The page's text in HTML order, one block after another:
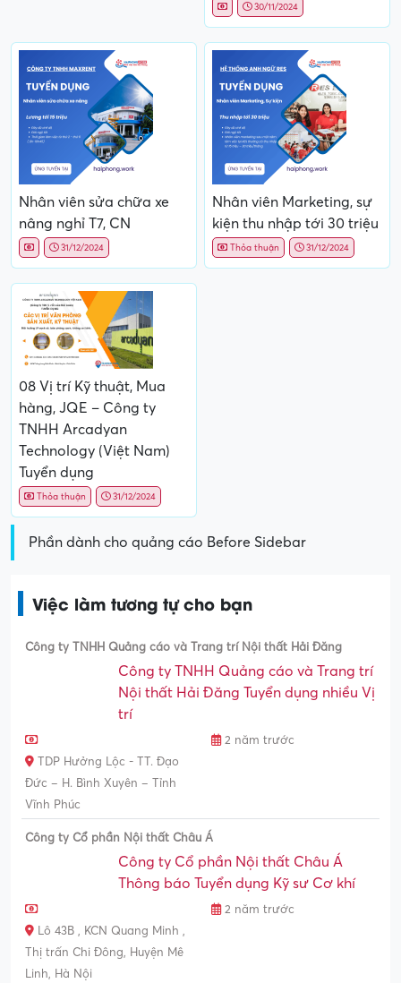
30/11/2024
Nhân viên sửa chữa xe
nâng nghỉ T7, CN
31/12/2024
Nhân viên Marketing, sự
kiện thu nhập tới 30 triệu
Thỏa thuận 31/12/2024
08 Vị trí Kỹ thuật, Mua
hàng, JQE – Công ty
TNHH Arcadyan
Technology (Việt Nam)
Tuyển dụng
Thỏa thuận 31/12/2024
Phần dành cho quảng cáo Before Sidebar
Việc làm tương tự cho bạn
Công ty TNHH Quảng cáo và Trang trí Nội thất Hải Đăng
Công ty TNHH Quảng cáo và Trang trí
Nội thất Hải Đăng Tuyển dụng nhiều Vị
trí
2 năm trước
TDP Hưởng Lộc - TT. Đạo
Đức – H. Bình Xuyên – Tỉnh
Vĩnh Phúc
Công ty Cổ phần Nội thất Châu Á
Công ty Cổ phần Nội thất Châu Á
Thông báo Tuyển dụng Kỹ sư Cơ khí
2 năm trước
Lô 43B , KCN Quang Minh ,
Thị trấn Chi Đông, Huyện Mê
Linh, Hà Nội